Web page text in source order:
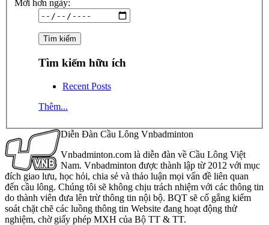
Mới hơn ngày:
Tìm kiếm hữu ích
Recent Posts
Thêm...
Diễn Đàn Cầu Lông Vnbadminton
Vnbadminton.com là diễn đàn về Cầu Lông Việt
Nam. Vnbadminton được thành lập từ 2012 với mục
đích giao lưu, học hỏi, chia sẻ và thảo luận mọi vấn đề liên quan
đến cầu lông. Chúng tôi sẽ không chịu trách nhiệm với các thông tin
do thành viên đưa lên trừ thông tin nội bộ. BQT sẽ cố gắng kiểm
soát chặt chẽ các luồng thông tin Website đang hoạt động thử
nghiệm, chờ giấy phép MXH của Bộ TT & TT.